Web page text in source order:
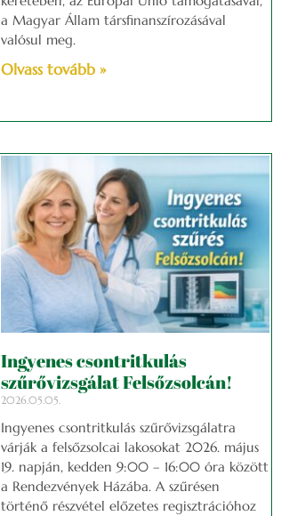
a Magyar Állam társfinanszírozásával
valósul meg.
Olvass tovább »
Ingyenes csontritkulás
szűrővizsgálat Felsőzsolcán!
2026.05.05.
Ingyenes csontritkulás szűrővizsgálatra
várják a felsőzsolcai lakosokat 2026. május
19. napján, kedden 9:00 – 16:00 óra között
a Rendezvények Házába. A szűrésen
történő részvétel előzetes regisztrációhoz